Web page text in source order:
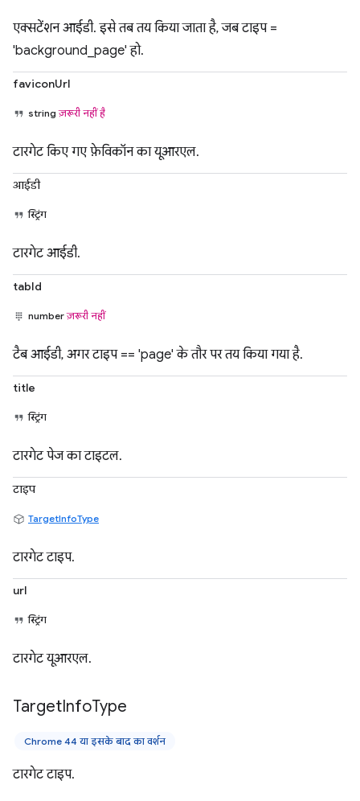
एक्सटेंशन आईडी. इसे तब तय किया जाता है, जब टाइप =
'background_page' हो.
faviconUrl
stringज़रूरी नहीं है
टारगेट किए गए फ़ेविकॉन का यूआरएल.
आईडी
स्ट्रिंग
टारगेट आईडी.
tabId
numberज़रूरी नहीं
टैब आईडी, अगर टाइप == 'page' के तौर पर तय किया गया है.
title
स्ट्रिंग
टारगेट पेज का टाइटल.
टाइप
TargetInfoType
टारगेट टाइप.
url
स्ट्रिंग
टारगेट यूआरएल.
TargetInfoType
Chrome 44 या इसके बाद का वर्शन
टारगेट टाइप.